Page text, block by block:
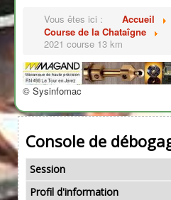
Vous êtes ici :
Accueil
Course de la Chataîgne
2021 course 13 km
© Sysinfomac
Console de
Session
Profil d'information